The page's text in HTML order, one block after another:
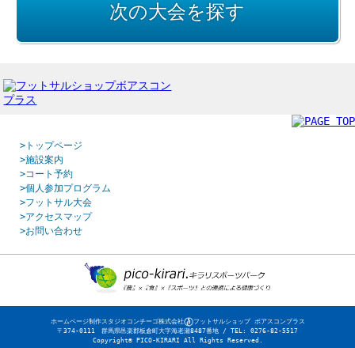
次の大会を探す
>トップページ
>施設案内
>コート予約
>個人参加プログラム
>フットサル大会
>アクセスマップ
>お問い合わせ
ホームページ制作スタジオコンチーゴ株式会社
フットサルショップ ボアスコンプラス
〒374-0111 群馬県邑楽郡板倉町大字海老瀬8487番地 / TEL: 0276-82-5517
Copyright© PICO-KIRARI All Rights Reserved.